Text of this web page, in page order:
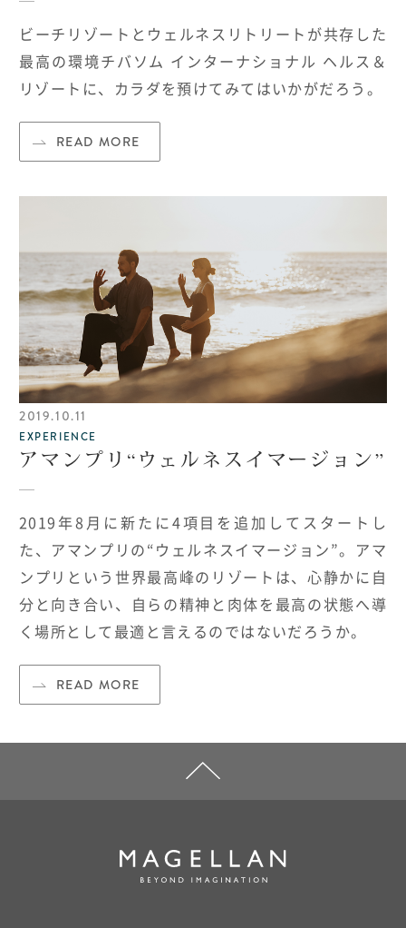
ビーチリゾートとウェルネスリトリートが共存した
最高の環境チバソム インターナショナル ヘルス＆
リゾートに、カラダを預けてみてはいかがだろう。
READ MORE
2019.10.11
EXPERIENCE
アマンプリ“ウェルネスイマージョン”
2019 年8月に新たに4項目を追加してスタートし
た、アマンプリの“ウェルネスイマージョン”。アマ
ンプリという世界最高峰のリゾートは、心静かに自
分と向き合い、自らの精神と肉体を最高の状態へ導
く場所として最適と言えるのではないだろうか。
READ MORE